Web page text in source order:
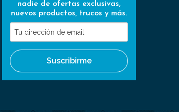
nadie de ofertas exclusivas,
nuevos productos, trucos y más.
Tu
dirección
de
email
Suscribirme